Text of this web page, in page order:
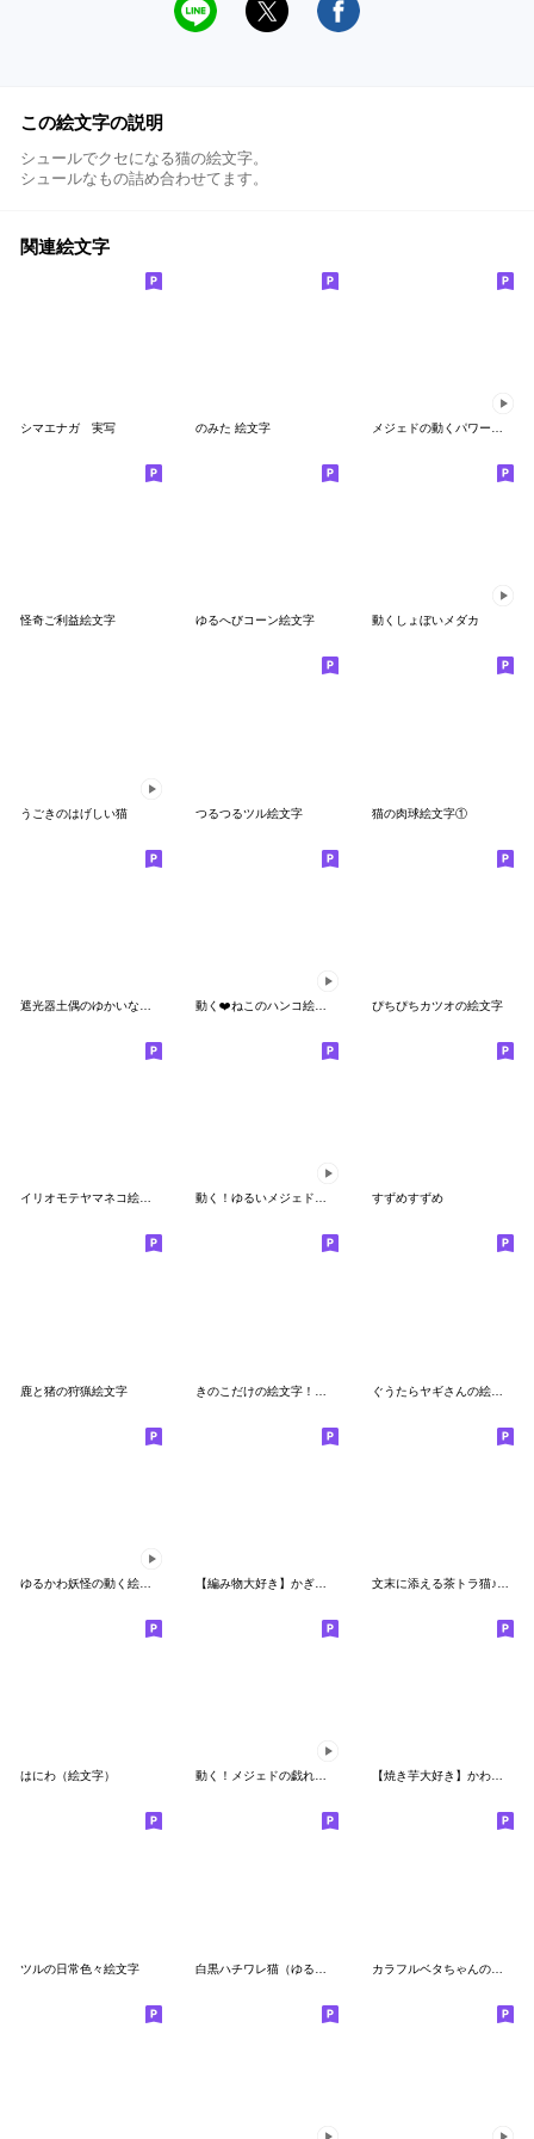
この絵文字の説明
シュールでクセになる猫の絵文字。
シュールなもの詰め合わせてます。
関連絵文字
シマエナガ 実写 のみた 絵文字
怪奇ご利益絵文字 ゆるへびコーン絵文字 動くしょぼいメダカ
うごきのはげしい猫 つるつるツル絵文字 猫の肉球絵文字①
ぴちぴちカツオの絵文字
イリオモテヤマネコ絵文字 動く！ゆるいメジェド様と白猫の絵文字 すずめすずめ
鹿と猪の狩猟絵文字 ぐうたらヤギさんの絵文字
はにわ（絵文字） 動く！メジェドの戯れ【絵文字】 【焼き芋大好き】かわいいさつまいも絵文字
ツルの日常色々絵文字 カラフルベタちゃんの絵文字